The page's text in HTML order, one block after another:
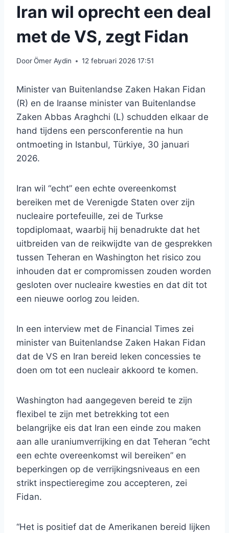
Iran wil oprecht een deal
met de VS, zegt Fidan
DoorÖmer Aydin 12 februari 2026 17:51
Minister van Buitenlandse Zaken Hakan Fidan
(R) en de Iraanse minister van Buitenlandse
Zaken Abbas Araghchi (L) schudden elkaar de
hand tijdens een persconferentie na hun
ontmoeting in Istanbul, Türkiye, 30 januari
2026.
Iran wil “echt” een echte overeenkomst
bereiken met de Verenigde Staten over zijn
nucleaire portefeuille, zei de Turkse
topdiplomaat, waarbij hij benadrukte dat het
uitbreiden van de reikwijdte van de gesprekken
tussen Teheran en Washington het risico zou
inhouden dat er compromissen zouden worden
gesloten over nucleaire kwesties en dat dit tot
een nieuwe oorlog zou leiden.
In een interview met de Financial Times zei
minister van Buitenlandse Zaken Hakan Fidan
dat de VS en Iran bereid leken concessies te
doen om tot een nucleair akkoord te komen.
Washington had aangegeven bereid te zijn
flexibel te zijn met betrekking tot een
belangrijke eis dat Iran een einde zou maken
aan alle uraniumverrijking en dat Teheran “echt
een echte overeenkomst wil bereiken” en
beperkingen op de verrijkingsniveaus en een
strikt inspectieregime zou accepteren, zei
Fidan.
“Het is positief dat de Amerikanen bereid lijken